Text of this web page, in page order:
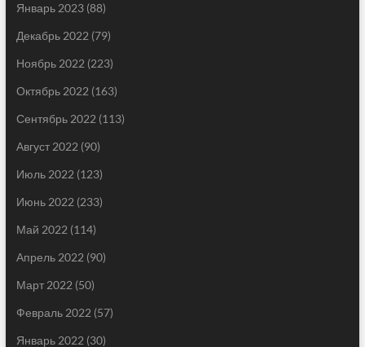
Январь 2023(88)
Декабрь 2022 (79)
Ноябрь 2022 (223)
Октябрь 2022 (163)
Сентябрь 2022 (113)
Август 2022 (90)
Июль 2022 (123)
Июнь 2022 (233)
Май 2022 (114)
Апрель 2022 (90)
Март 2022 (50)
Февраль 2022 (57)
Январь 2022 (30)